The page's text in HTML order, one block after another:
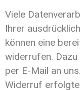
Viele
Ihrer
können eine
widerrufen.
per E-Mail an
Widerruf